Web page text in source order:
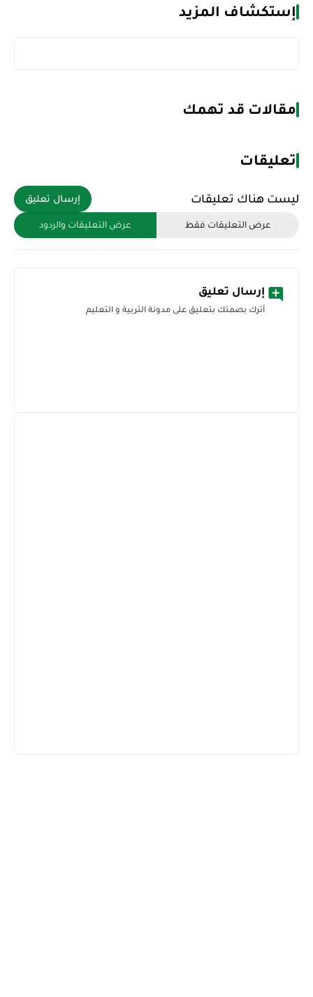
إستكشاف المزيد
مقالات قد تهمك
تعليقات
ليست هناك تعليقات إرسال تعليق
عرض التعليقات فقط عرض التعليقات والردود
إرسال تعليق
أترك بصمتك بتعليق على مدونة التربية و التعليم